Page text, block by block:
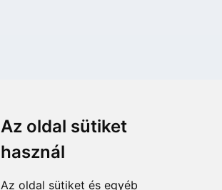
Az oldal sütiket
használ
Az oldal sütiket és egyéb